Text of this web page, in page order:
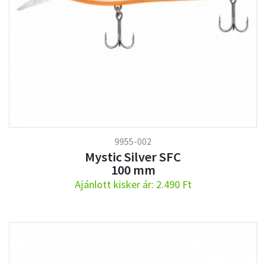
9955-002
Mystic Silver SFC
100 mm
Ajánlott kisker ár: 2.490 Ft